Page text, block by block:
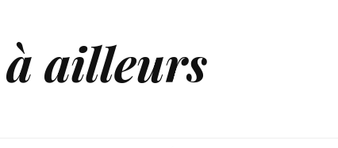
ailleurs